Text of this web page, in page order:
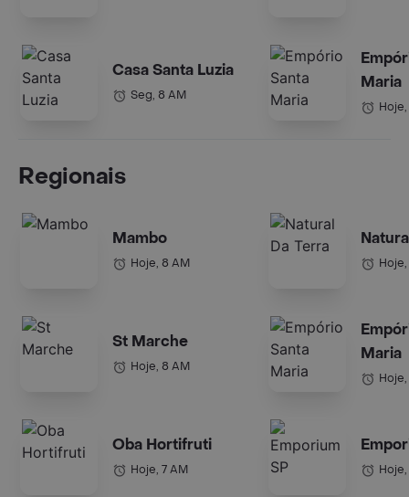
Casa Santa Luzia
Seg, 8 AM
Maria
Regionais
Mambo
Hoje, 8 AM
St Marche
Hoje, 8 AM
Oba Hortifruti
Hoje, 7 AM
Maria